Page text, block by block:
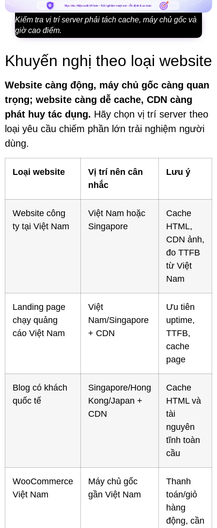
Kiểm tra vị trí server phải tách cache, máy chủ gốc và
giờ cao điểm.
Khuyến nghị theo loại website
Website càng động, máy chủ gốc càng quan
trọng; website càng dễ cache, CDN càng
phát huy tác dụng. Hãy chọn vị trí server theo
loại yêu cầu chiếm phần lớn trải nghiệm người
dùng.
Loại website
Vị trí nên cân
nhắc
Lưu ý
Website công
ty tại Việt Nam
Việt Nam hoặc
Singapore
Cache
HTML,
CDN ảnh,
đo TTFB
từ Việt
Nam
Landing page
chạy quảng
cáo Việt Nam
Việt
Nam/Singapore
+ CDN
Ưu tiên
uptime,
TTFB,
cache
page
Blog có khách
quốc tế
Singapore/Hong
Kong/Japan +
CDN
Cache
HTML và
tài
nguyên
tĩnh toàn
cầu
WooCommerce
Việt Nam
Máy chủ gốc
gần Việt Nam
Thanh
toán/giỏ
hàng
động, cần